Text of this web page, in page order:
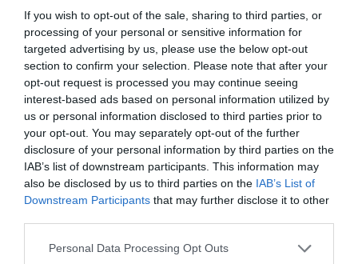
If you wish to opt-out of the sale, sharing to third parties, or
processing of your personal or sensitive information for
targeted advertising by us, please use the below opt-out
section to confirm your selection. Please note that after your
opt-out request is processed you may continue seeing
interest-based ads based on personal information utilized by
us or personal information disclosed to third parties prior to
your opt-out. You may separately opt-out of the further
disclosure of your personal information by third parties on the
IAB’s list of downstream participants. This information may
also be disclosed by us to third parties on the IAB’s List of
Downstream Participants that may further disclose it to other
Please note that this website/app uses one or more Google
Personal Data Processing Opt Outs
virág
2 evőkanál olvasztott vaj
A sütéshez és a szószhoz:
3 dl húsleves
2 dl főzőtejszín
1 evőkanál liszt
2 evőkanál vaj
Tálaláshoz:
főtt burgonya vagy burgonyapüré